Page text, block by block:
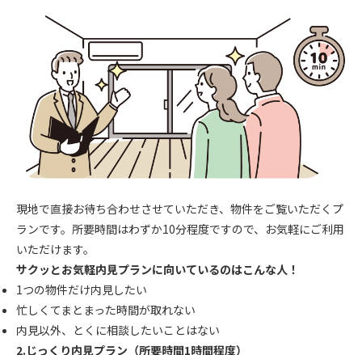
現地で直接お待ち合わせさせていただき、物件をご覧いただくプ
ランです。所要時間はわずか10分程度ですので、お気軽にご利用
いただけます。
サクッとお気軽内見プランに向いているのはこんな人！
1つの物件だけ内見したい
忙しくてまとまった時間が取れない
内見以外、とくに相談したいことはない
2.じっくり内見プラン（所要時間1時間程度）